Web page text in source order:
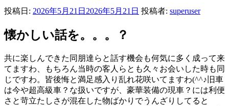
投稿日: 2026年5月21日 2026年5月21日 投稿者: superuser
懐かしい話を。。。？
共に楽しんできた同朋達らと話す機会も何気に多く成って来
てますわ、もちろん当時の客人らとも久々お会いした時も同
じですわ。皆後悔と満足感入り乱れ花咲いてますわ(^^♪旧車
は今や超高級車？な扱いですが、豪華装備の現車？には利便
さと苛立たしさが混在した物ばかりでうんざりしてると